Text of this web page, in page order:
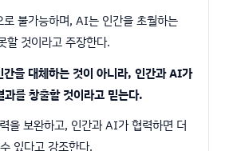
불가능하며, AI는 인간을 초월하는
할 것이라고 주장한다.
을 대체하는 것이 아니라, 인간과 AI가
를 창출할 것이라고 믿는다.
을 보완하고, 인간과 AI가 협력하면 더
있다고 강조한다.